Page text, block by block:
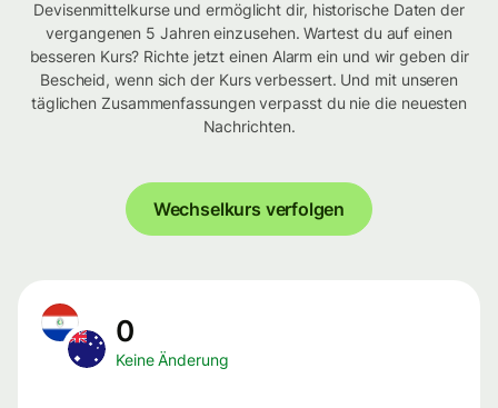
Devisenmittelkurse und ermöglicht dir, historische Daten der
vergangenen 5 Jahren einzusehen. Wartest du auf einen
besseren Kurs? Richte jetzt einen Alarm ein und wir geben dir
Bescheid, wenn sich der Kurs verbessert. Und mit unseren
täglichen Zusammenfassungen verpasst du nie die neuesten
Nachrichten.
Wechselkurs verfolgen
0
Keine Änderung